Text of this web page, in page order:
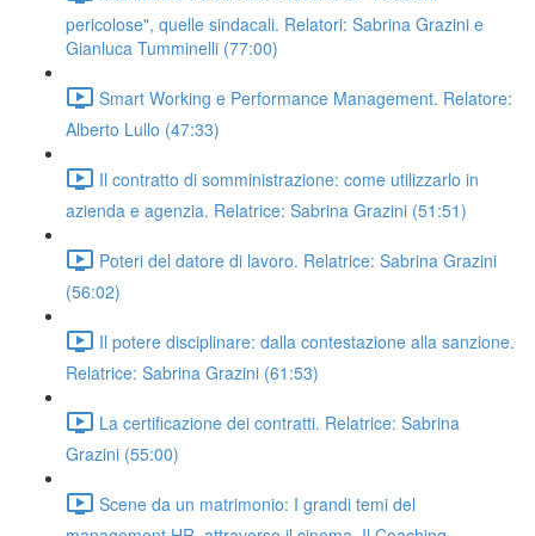
pericolose", quelle sindacali. Relatori: Sabrina Grazini e
Gianluca Tumminelli (77:00)
Smart Working e Performance Management. Relatore:
Alberto Lullo (47:33)
Il contratto di somministrazione: come utilizzarlo in
azienda e agenzia. Relatrice: Sabrina Grazini (51:51)
Poteri del datore di lavoro. Relatrice: Sabrina Grazini
(56:02)
Il potere disciplinare: dalla contestazione alla sanzione.
Relatrice: Sabrina Grazini (61:53)
La certificazione dei contratti. Relatrice: Sabrina
Grazini (55:00)
Scene da un matrimonio: I grandi temi del